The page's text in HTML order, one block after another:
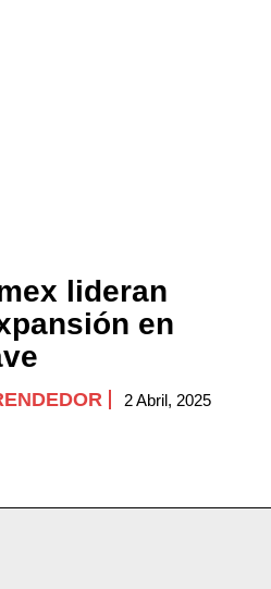
lideran
en
2 Abril, 2025